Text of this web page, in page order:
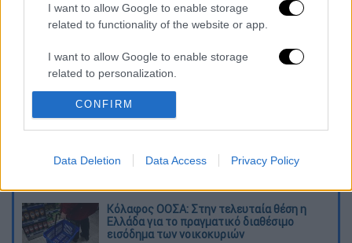
I want to allow Google to enable storage
related to functionality of the website or app.
I want to allow Google to enable storage
related to personalization.
I want to allow Google to enable storage
related to security, including authentication
user protection.
CONFIRM
Data Deletion Data Access Privacy Policy
Δημιούργησαν με AI νέους ιούς μέσα σε
λίγες ώρες - Γιατί προβληματίζονται οι
Σαν το τρομακτικό It: 15χρονο ντυμένος
κλόουν μαχαίρωσε μέχρι θανάτου
ηλικιωμένο - Τον κατέγραψε κάμερα
δρομολογίων: Τα σωματεία απαντούν στις
καταγγελίες, οι παρατάξεις περνούν στην
Κόλαφος ΟΟΣΑ: Στην τελευταία θέση η
Ελλάδα για το πραγματικό διαθέσιμο
εισόδημα των νοικοκυριών